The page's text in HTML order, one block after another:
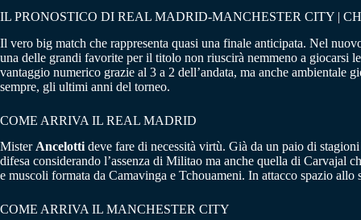
IL PRONOSTICO DI REAL MADRID-MANCHESTER CITY |
Il vero big match che rappresenta quasi una finale anticipata. Nel
una delle grandi favorite per il titolo non riuscirà nemmeno a giocarsi
vantaggio numerico grazie al 3 a 2 dell’andata, ma anche ambientale
sempre, gli ultimi anni del torneo.
COME ARRIVA IL REAL MADRID
MisterAncelottideve fare di necessità virtù. Già da un paio di
difesa considerando l’assenza di Militao ma anche quella di Carvajal
e muscoli formata da Camavinga e Tchouameni. In attacco spazio allo
COME ARRIVA IL MANCHESTER CITY